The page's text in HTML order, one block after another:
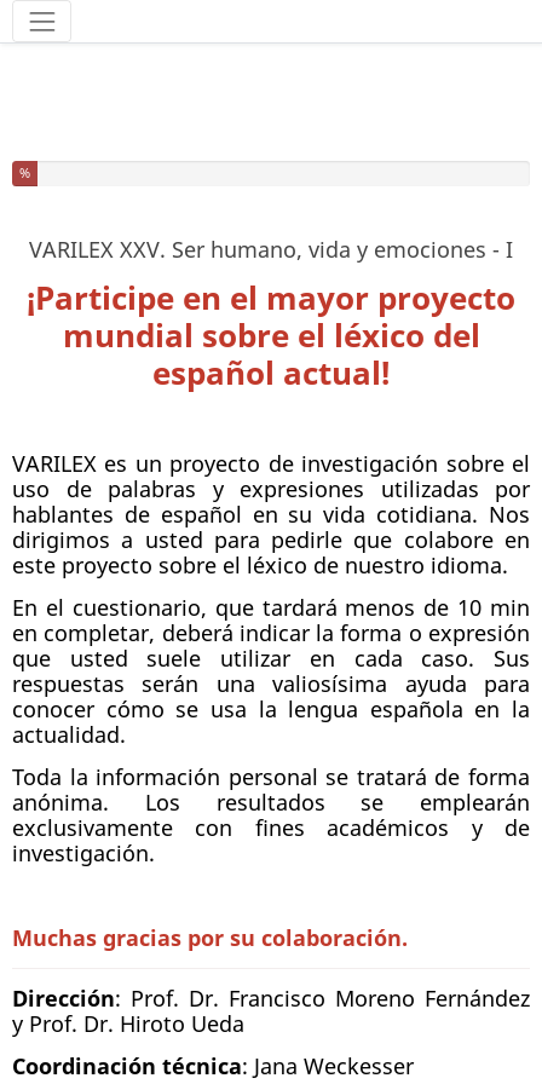
Herramientas
Ha completado el % de este formulario
%
VARILEX XXV. Ser humano, vida y emociones - I
¡Participe en el mayor proyecto
mundial sobre el léxico del
español actual!
VARILEX es un proyecto de investigación sobre el
uso de palabras y expresiones utilizadas por
hablantes de español en su vida cotidiana. Nos
dirigimos a usted para pedirle que colabore en
este proyecto sobre el léxico de nuestro idioma.
En el cuestionario, que tardará menos de 10 min
en completar, deberá indicar la forma o expresión
que usted suele utilizar en cada caso. Sus
respuestas serán una valiosísima ayuda para
conocer cómo se usa la lengua española en la
actualidad.
Toda la información personal se tratará de forma
anónima. Los resultados se emplearán
exclusivamente con fines académicos y de
investigación.
Muchas gracias por su colaboración.
Dirección: Prof. Dr. Francisco Moreno Fernández
y Prof. Dr. Hiroto Ueda
Coordinación técnica: Jana Weckesser